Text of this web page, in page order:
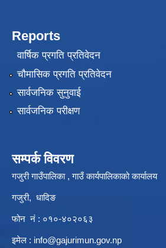
Reports
वार्षिक प्रगति प्रतिवेदन
चौमासिक प्रगति प्रतिवेदन
सार्वजनिक सुनुवाई
सार्वजनिक परीक्षण
सम्पर्क विवरण
गजुरी गाउँपालिका , गाउँ कार्यपालिकाको कार्यालय
गजुरी, धादिङ
फोन नं : ०१०-४०२०६३
इमेल : info@gajurimun.gov.np